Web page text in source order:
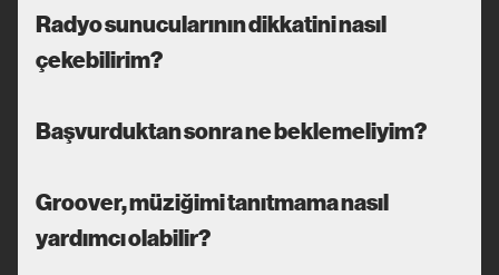
Radyo sunucularının dikkatini nasıl
çekebilirim?
Başvurduktan sonra ne beklemeliyim?
Groover, müziğimi tanıtmama nasıl
yardımcı olabilir?